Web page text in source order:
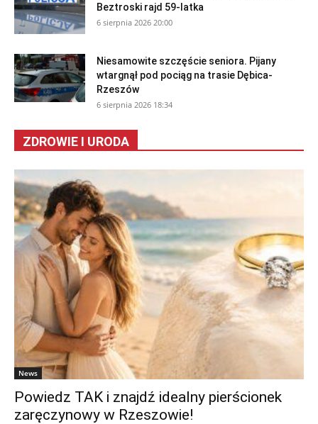
Beztroski rajd 59-latka
6 sierpnia 2026 20:00
Niesamowite szczęście seniora. Pijany
wtargnął pod pociąg na trasie Dębica-
Rzeszów
6 sierpnia 2026 18:34
ZDROWIE I URODA
News
Powiedz TAK i znajdź idealny pierścionek
zaręczynowy w Rzeszowie!